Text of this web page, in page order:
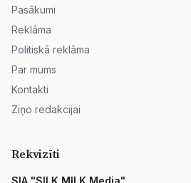
Pasākumi
Reklāma
Politiskā reklāma
Par mums
Kontakti
Ziņo redakcijai
Rekvizīti
SIA "SILK MILK Media"